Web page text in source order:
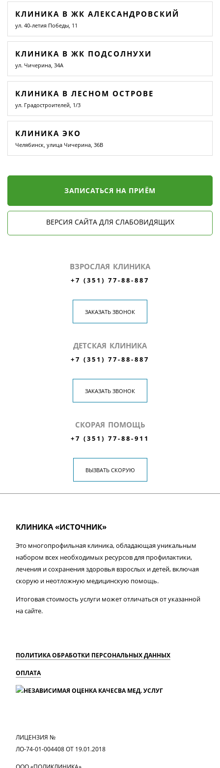
КЛИНИКА В ЖК АЛЕКСАНДРОВСКИЙ
ул. 40-летия Победы, 11
КЛИНИКА В ЖК ПОДСОЛНУХИ
ул. Чичерина, 34А
КЛИНИКА В ЛЕСНОМ ОСТРОВЕ
ул. Градостроителей, 1/3
КЛИНИКА ЭКО
Челябинск, улица Чичерина, 36В
ЗАПИСАТЬСЯ НА ПРИЁМ
ВЕРСИЯ САЙТА ДЛЯ СЛАБОВИДЯЩИХ
ВЗРОСЛАЯ КЛИНИКА
+7 (351) 77-88-887
ЗАКАЗАТЬ ЗВОНОК
ДЕТСКАЯ КЛИНИКА
+7 (351) 77-88-887
ЗАКАЗАТЬ ЗВОНОК
СКОРАЯ ПОМОЩЬ
+7 (351) 77-88-911
ВЫЗВАТЬ СКОРУЮ
КЛИНИКА «ИСТОЧНИК»
Это многопрофильная клиника, обладающая уникальным
набором всех необходимых ресурсов для профилактики,
лечения и сохранения здоровья взрослых и детей, включая
скорую и неотложную медицинскую помощь.
Итоговая стоимость услуги может отличаться от указанной
на сайте.
ПОЛИТИКА ОБРАБОТКИ ПЕРСОНАЛЬНЫХ ДАННЫХ
ОПЛАТА
ЛИЦЕНЗИЯ №
ЛО-74-01-004408 ОТ 19.01.2018